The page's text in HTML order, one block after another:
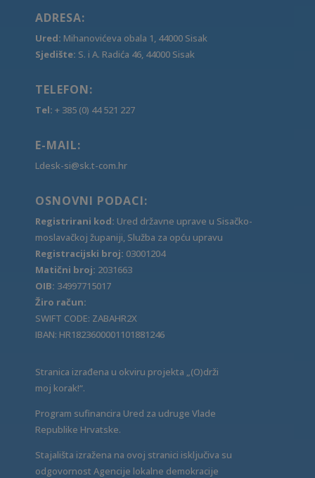
ADRESA:
Ured: Mihanovićeva obala 1, 44000 Sisak
Sjedište: S. i A. Radića 46, 44000 Sisak
TELEFON:
Tel: + 385 (0) 44 521 227
E-MAIL:
Ldesk-si@sk.t-com.hr
OSNOVNI PODACI:
Registrirani kod: Ured državne uprave u Sisačko-
moslavačkoj županiji, Služba za opću upravu
Registracijski broj: 03001204
Matični broj: 2031663
OIB: 34997715017
Žiro račun:
SWIFT CODE: ZABAHR2X
IBAN: HR1823600001101881246
Stranica izrađena u okviru projekta „(O)drži
moj korak!“.
Program sufinancira Ured za udruge Vlade
Republike Hrvatske.
Stajališta izražena na ovoj stranici isključiva su
odgovornost Agencije lokalne demokracije